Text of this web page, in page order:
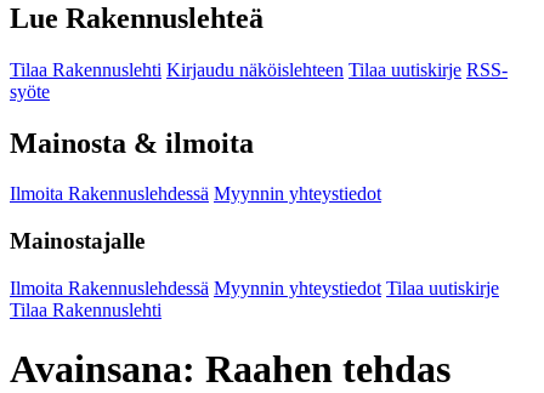
Lue Rakennuslehteä
Tilaa Rakennuslehti Kirjaudu näköislehteen Tilaa uutiskirje RSS-
syöte
Mainosta & ilmoita
Ilmoita Rakennuslehdessä Myynnin yhteystiedot
Mainostajalle
Ilmoita Rakennuslehdessä Myynnin yhteystiedot Tilaa uutiskirje
Tilaa Rakennuslehti
Avainsana: Raahen tehdas